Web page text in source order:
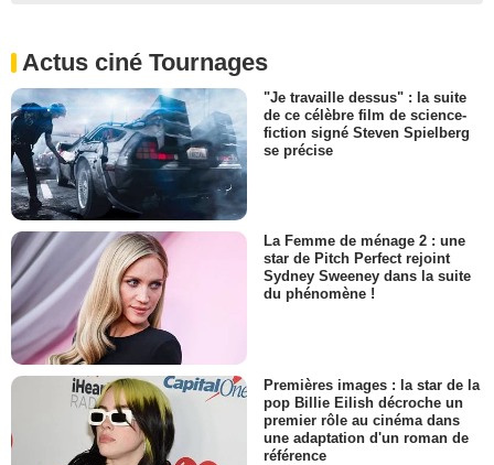
Actus ciné Tournages
"Je travaille dessus" : la suite
de ce célèbre film de science-
fiction signé Steven Spielberg
se précise
La Femme de ménage 2 : une
star de Pitch Perfect rejoint
Sydney Sweeney dans la suite
du phénomène !
Premières images : la star de la
pop Billie Eilish décroche un
premier rôle au cinéma dans
une adaptation d'un roman de
référence